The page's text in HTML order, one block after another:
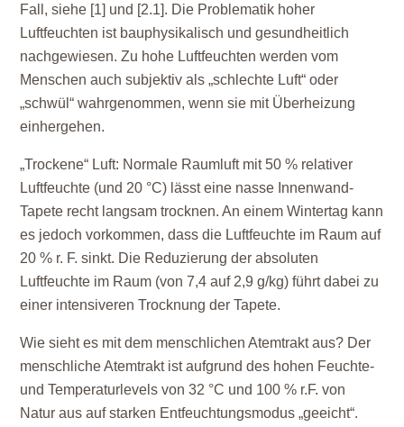
Fall, siehe [1] und [2.1]. Die Problematik hoher
Luftfeuchten ist bauphysikalisch und gesundheitlich
nachgewiesen. Zu hohe Luftfeuchten werden vom
Menschen auch subjektiv als „schlechte Luft“ oder
„schwül“ wahrgenommen, wenn sie mit Überheizung
einhergehen.
„Trockene“ Luft: Normale Raumluft mit 50% relativer
Luftfeuchte (und 20 °C) lässt eine nasse Innenwand-
Tapete recht langsam trocknen. An einem Wintertag kann
es jedoch vorkommen, dass die Luftfeuchte im Raum auf
20% r. F. sinkt. Die Reduzierung der absoluten
Luftfeuchte im Raum (von7,4auf 2,9g/kg) führt dabei zu
einer intensiveren Trocknung der Tapete.
Wie sieht es mit dem menschlichen Atemtrakt aus? Der
menschliche Atemtrakt ist aufgrund des hohen Feuchte-
und Temperaturlevels von 32 °C und 100 % r.F. von
Natur aus auf starken Entfeuchtungsmodus „geeicht“.